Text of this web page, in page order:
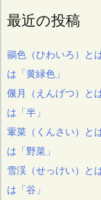
最近の投稿
鶸色（ひわいろ）と
は「黄緑色」
偃月（えんげつ）と
は「半」
葷菜（くんさい）と
は「野菜」
雪渓（せっけい）と
は「谷」